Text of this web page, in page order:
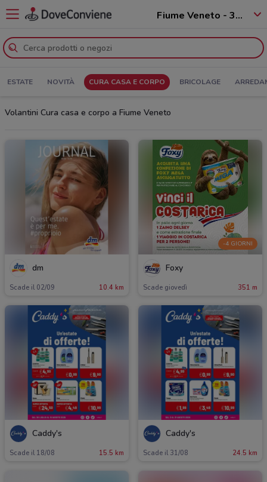
Fiume Veneto - 33080
ESTATE NOVITÀ CURA CASA E CORPO BRICOLAGE
Volantini Cura casa e corpo a Fiume Veneto
dm
Scade il 02/09 10.4 km
-4 GIORNI
Foxy
Scade giovedì 351 m
Caddy's
Scade il 18/08 15.5 km
Caddy's
Scade il 31/08 24.5 km